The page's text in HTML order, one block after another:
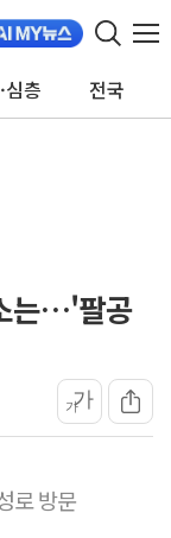
심층 전국
는…'팔공
가가
로 방문